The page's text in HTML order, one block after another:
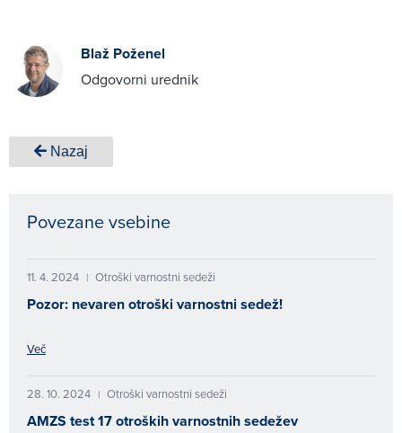
Blaž Poženel
Odgovorni urednik
Nazaj
Povezane vsebine
11. 4. 2024 | Otroški varnostni sedeži
Pozor: nevaren otroški varnostni sedež!
Več
28. 10. 2024 | Otroški varnostni sedeži
AMZS test 17 otroških varnostnih sedežev